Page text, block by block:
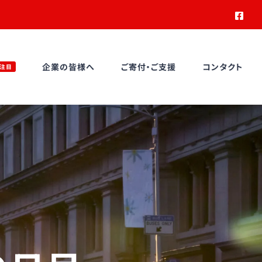
目 企業の皆様へ ご寄付・ご支援 コンタクト